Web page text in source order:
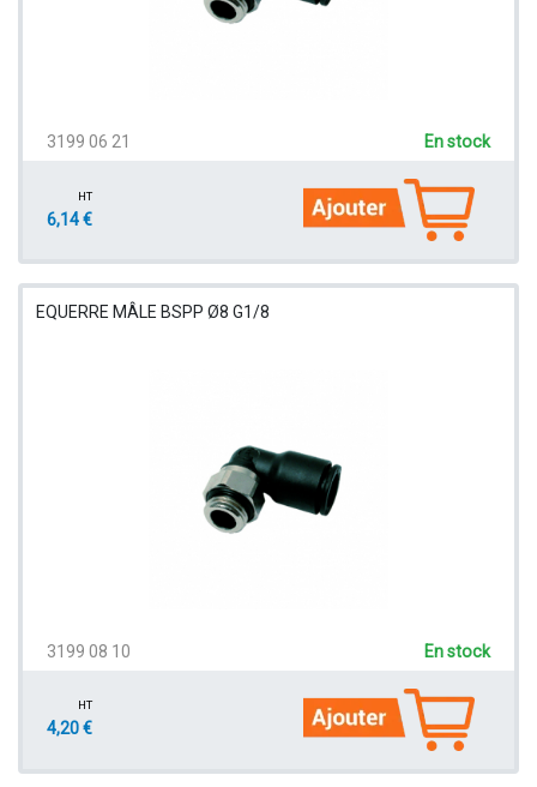
3199 06 21 En stock
HT
6,14 €
EQUERRE MÂLE BSPP Ø8 G1/8
3199 08 10 En stock
HT
4,20 €